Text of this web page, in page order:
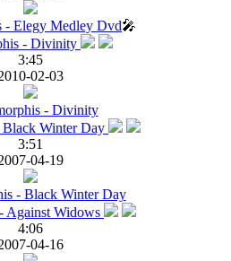
- Elegy Medley Dvd🎤
3:45
02-03
- Divinity
3:51
04-19
- Black Winter Day
4:06
04-16